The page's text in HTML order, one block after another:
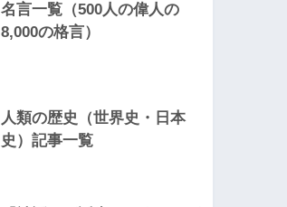
名言一覧（500人の偉人の
8,000の格言）
人類の歴史（世界史・日本
史）記事一覧